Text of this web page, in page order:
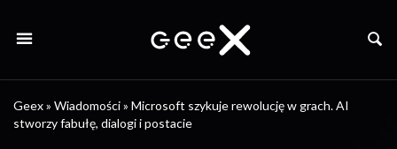
Geex» Wiadomości» Microsoft szykuje rewolucję w grach. AI
stworzy fabułę, dialogi i postacie